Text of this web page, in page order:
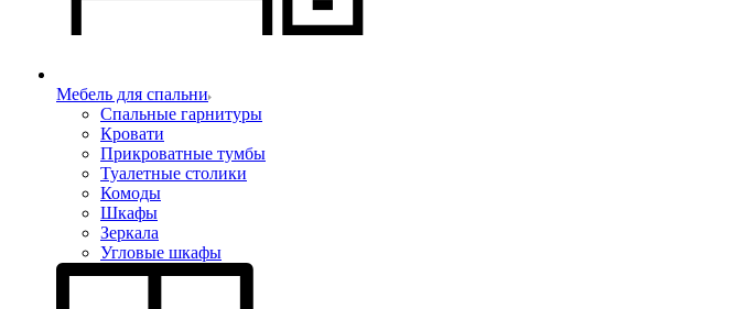
Мебель для спальни
Спальные гарнитуры
Кровати
Прикроватные тумбы
Туалетные столики
Комоды
Шкафы
Зеркала
Угловые шкафы